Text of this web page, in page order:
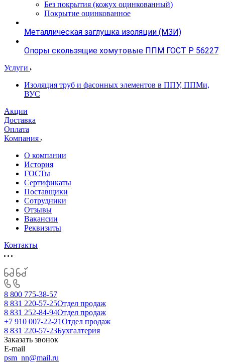
Без покрытия (кожух оцинкованный)
Покрытие оцинкованное
Металлическая заглушка изоляции (МЗИ)
Опоры скользящие хомутовые ППМ ГОСТ Р 56227
Услуги
Изоляция труб и фасонных элементов в ППУ, ППМи,
ВУС
Акции
Доставка
Оплата
Компания
О компании
История
ГОСТы
Сертификаты
Поставщики
Сотрудники
Отзывы
Вакансии
Реквизиты
Контакты
8 800 775-38-57
8 831 220-57-25Отдел продаж
8 831 252-84-94Отдел продаж
+7 910 007-22-21Отдел продаж
8 831 220-57-23Бухгалтерия
Заказать звонок
E-mail
psm_nn@mail.ru